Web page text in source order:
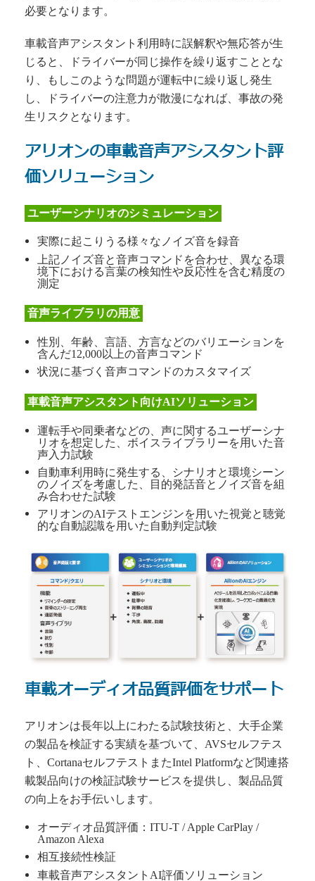
必要となります。
車載音声アシスタント利用時に誤解釈や無応答が生
じると、ドライバーが同じ操作を繰り返すこととな
り、もしこのような問題が運転中に繰り返し発生
し、ドライバーの注意力が散漫になれば、事故の発
生リスクとなります。
アリオンの車載音声アシスタント評
価ソリューション
ユーザーシナリオのシミュレーション
実際に起こりうる様々なノイズ音を録音
上記ノイズ音と音声コマンドを合わせ、異なる環
境下における言葉の検知性や反応性を含む精度の
測定
音声ライブラリの用意
性別、年齢、言語、方言などのバリエーションを
含んだ12,000以上の音声コマンド
状況に基づく音声コマンドのカスタマイズ
車載音声アシスタント向けAIソリューション
運転手や同乗者などの、声に関するユーザーシナ
リオを想定した、ボイスライブラリーを用いた音
声入力試験
自動車利用時に発生する、シナリオと環境シーン
のノイズを考慮した、目的発話音とノイズ音を組
み合わせた試験
アリオンのAIテストエンジンを用いた視覚と聴覚
的な自動認識を用いた自動判定試験
車載オーディオ品質評価をサポート
アリオンは長年以上にわたる試験技術と、大手企業
の製品を検証する実績を基づいて、AVSセルフテス
ト、CortanaセルフテストまたIntel Platformなど関連搭
載製品向けの検証試験サービスを提供し、製品品質
の向上をお手伝いします。
オーディオ品質評価：ITU-T / Apple CarPlay /
Amazon Alexa
相互接続性検証
車載音声アシスタントAI評価ソリューション